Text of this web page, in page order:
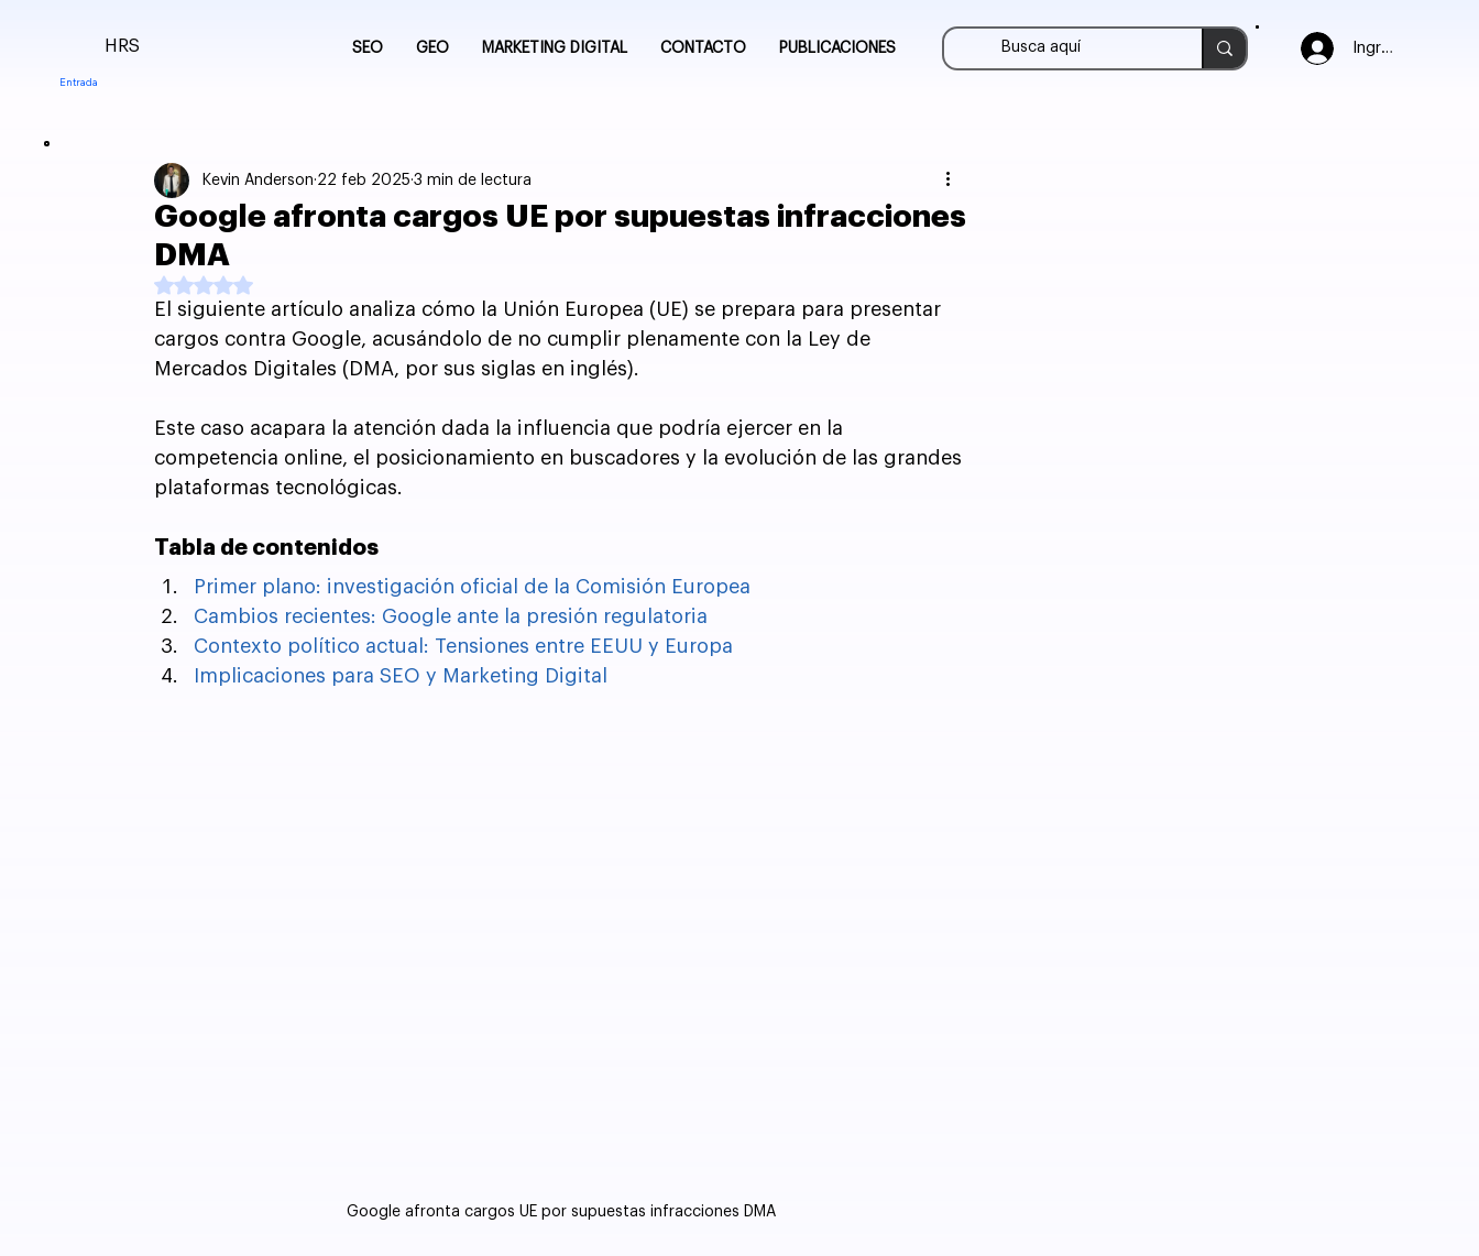
Ingresar
SEO GEO MARKETING DIGITAL CONTACTO PUBLICACIONES
Entrada
HRS
Google afronta cargos UE por supuestas infracciones
DMA
Kevin Anderson 22 feb 2025 3 min de lectura
Obtuvo NaN de 5 estrellas.
El siguiente artículo analiza cómo la Unión Europea (UE) se prepara para presentar
cargos contra Google, acusándolo de no cumplir plenamente con la Ley de
Mercados Digitales (DMA, por sus siglas en inglés).
Este caso acapara la atención dada la influencia que podría ejercer en la
competencia online, el posicionamiento en buscadores y la evolución de las grandes
plataformas tecnológicas.
Tabla de contenidos
Primer plano: investigación oficial de la Comisión Europea
Cambios recientes: Google ante la presión regulatoria
Contexto político actual: Tensiones entre EEUU y Europa
Implicaciones para SEO y Marketing Digital
Google afronta cargos UE por supuestas infracciones DMA